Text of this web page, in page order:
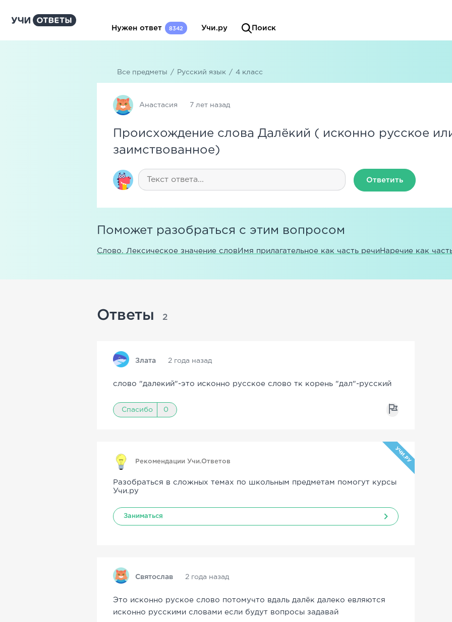
Нужен ответ 8342 Учи.ру Поиск
Все предметы / Русский язык / 4 класс
Анастасия 7 лет назад
Происхождение слова Далёкий ( исконно русское
заимствованное)
Ответить
Поможет разобраться с этим вопросом
Слово. Лексическое значение слов Имя прилагательное как часть речиНаречие как
Ответы 2
Злата 2 года назад
слово "далекий"-это исконно русское слово тк корень "дал"-русский
Спасибо 0
Рекомендации Учи.Ответов УЧИ.РУ
Разобраться в сложных темах по школьным предметам помогут курсы
Учи.ру
Заниматься
Святослав 2 года назад
Это исконно руское слово потомучто вдаль далёк далеко евляются
исконно русскими словами если будут вопросы задавай